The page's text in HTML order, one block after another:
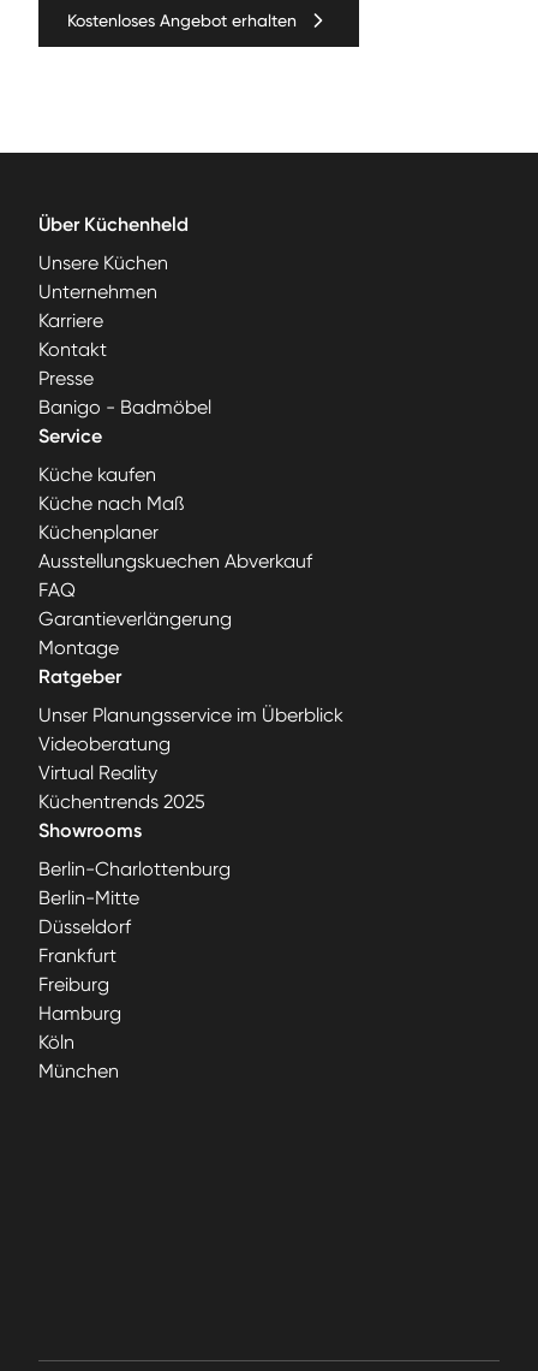
Kostenloses Angebot erhalten
Über Küchenheld
Unsere Küchen
Unternehmen
Karriere
Kontakt
Presse
Banigo - Badmöbel
Service
Küche kaufen
Küche nach Maß
Küchenplaner
Ausstellungskuechen Abverkauf
FAQ
Garantieverlängerung
Montage
Ratgeber
Unser Planungsservice im Überblick
Videoberatung
Virtual Reality
Küchentrends 2025
Showrooms
Berlin-Charlottenburg
Berlin-Mitte
Düsseldorf
Frankfurt
Freiburg
Hamburg
Köln
München